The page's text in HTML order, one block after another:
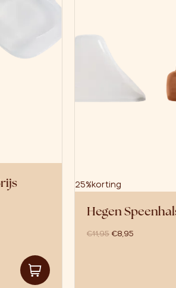
25%korting
Hegen
€11,95 oorspronkelijke
€8,95huidige